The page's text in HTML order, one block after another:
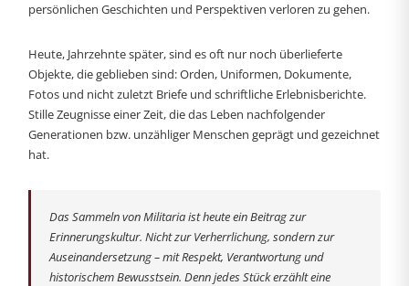
persönlichen Geschichten und Perspektiven verloren zu gehen.
Heute, Jahrzehnte später, sind es oft nur noch überlieferte
Objekte, die geblieben sind: Orden, Uniformen, Dokumente,
Fotos und nicht zuletzt Briefe und schriftliche Erlebnisberichte.
Stille Zeugnisse einer Zeit, die das Leben nachfolgender
Generationen bzw. unzähliger Menschen geprägt und gezeichnet
hat.
Das Sammeln von Militaria ist heute ein Beitrag zur
Erinnerungskultur. Nicht zur Verherrlichung, sondern zur
Auseinandersetzung – mit Respekt, Verantwortung und
historischem Bewusstsein. Denn jedes Stück erzählt eine